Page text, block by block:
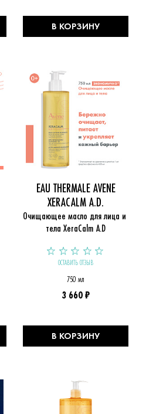
В КОРЗИНУ
EAU THERMALE AVENE
XERACALM A.D.
Очищающее масло для лица и
тела XeraCalm A.D
ОСТАВИТЬ ОТЗЫВ
750 мл
3 660 ₽
В КОРЗИНУ